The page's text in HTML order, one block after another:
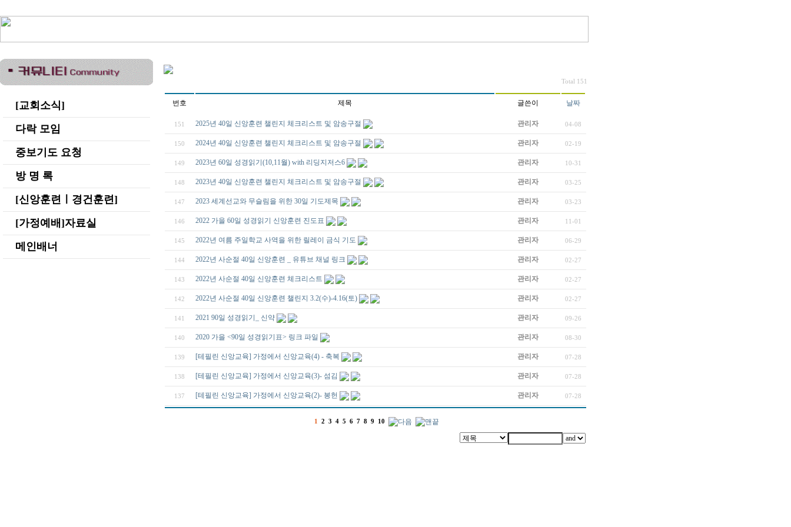
[교회소식]
다락 모임
중보기도 요청
방 명 록
[신앙훈련ㅣ경건훈련]
[가정예배]자료실
메인배너
Total 151
번호 제목 글쓴이 날짜
151 2025년 40일 신앙훈련 챌린지 체크리스트 및 암송구절 관리자 04-08
150 2024년 40일 신앙훈련 챌린지 체크리스트 및 암송구절 관리자 02-19
149 2023년 60일 성경읽기(10,11월) with 리딩지저스6 관리자 10-31
148 2023년 40일 신앙훈련 챌린지 체크리스트 및 암송구절 관리자 03-25
147 2023 세계선교와 무슬림을 위한 30일 기도제목 관리자 03-23
146 2022 가을 60일 성경읽기 신앙훈련 진도표 관리자 11-01
145 2022년 여름 주일학교 사역을 위한 릴레이 금식 기도 관리자 06-29
144 2022년 사순절 40일 신앙훈련 _ 유튜브 채널 링크 관리자 02-27
143 2022년 사순절 40일 신앙훈련 체크리스트 관리자 02-27
142 2022년 사순절 40일 신앙훈련 챌린지 3.2(수)-4.16(토) 관리자 02-27
141 2021 90일 성경읽기_ 신약 관리자 09-26
140 2020 가을 <90일 성경읽기표> 링크 파일 관리자 08-30
139 [테필린 신앙교육] 가정에서 신앙교육(4) - 축복 관리자 07-28
138 [테필린 신앙교육] 가정에서 신앙교육(3)- 섬김 관리자 07-28
137 [테필린 신앙교육] 가정에서 신앙교육(2)- 봉헌 관리자 07-28
1 2 3 4 5 6 7 8 9 10